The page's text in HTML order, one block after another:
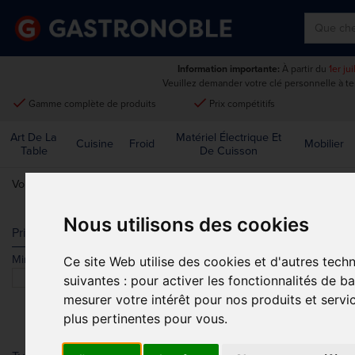
Nous utilisons des cookies
Ce site Web utilise des cookies et d'autres
suivantes : pour activer les fonctionnalités de
mesurer votre intérêt pour nos produits et
plus pertinentes pour vous.
Information importante: À partir du 1er
Veuillez demander votre clé personnelle à
done Gamme complète de produits done Prix compétitifs
Art De La
Table
Cuisine Froid
Matériel Électrique Et
De Cuisson
Mobilier
Vous êtes ici:
Prix
Min. Max.
COUVRE-
Trier par